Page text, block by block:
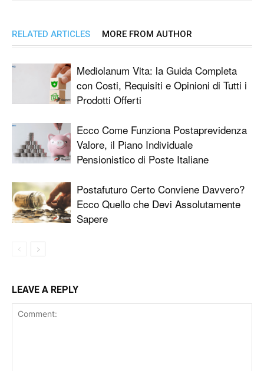
RELATED ARTICLES MORE FROM AUTHOR
Mediolanum Vita: la Guida Completa
con Costi, Requisiti e Opinioni di Tutti i
Prodotti Offerti
Ecco Come Funziona Postaprevidenza
Valore, il Piano Individuale
Pensionistico di Poste Italiane
Postafuturo Certo Conviene Davvero?
Ecco Quello che Devi Assolutamente
Sapere
LEAVE A REPLY